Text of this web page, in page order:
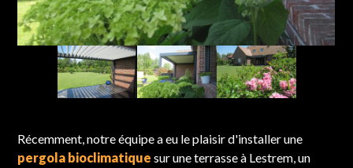
Récemment, notre équipe a eu le plaisir d'installer une
pergola bioclimatique sur une terrasse à Lestrem, un